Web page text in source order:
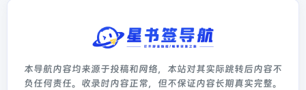
本导航内容均来源于投稿和网络，本站对其实际跳转后内容不
负任何责任。收录时内容正常，但不保证内容长期真实完整。